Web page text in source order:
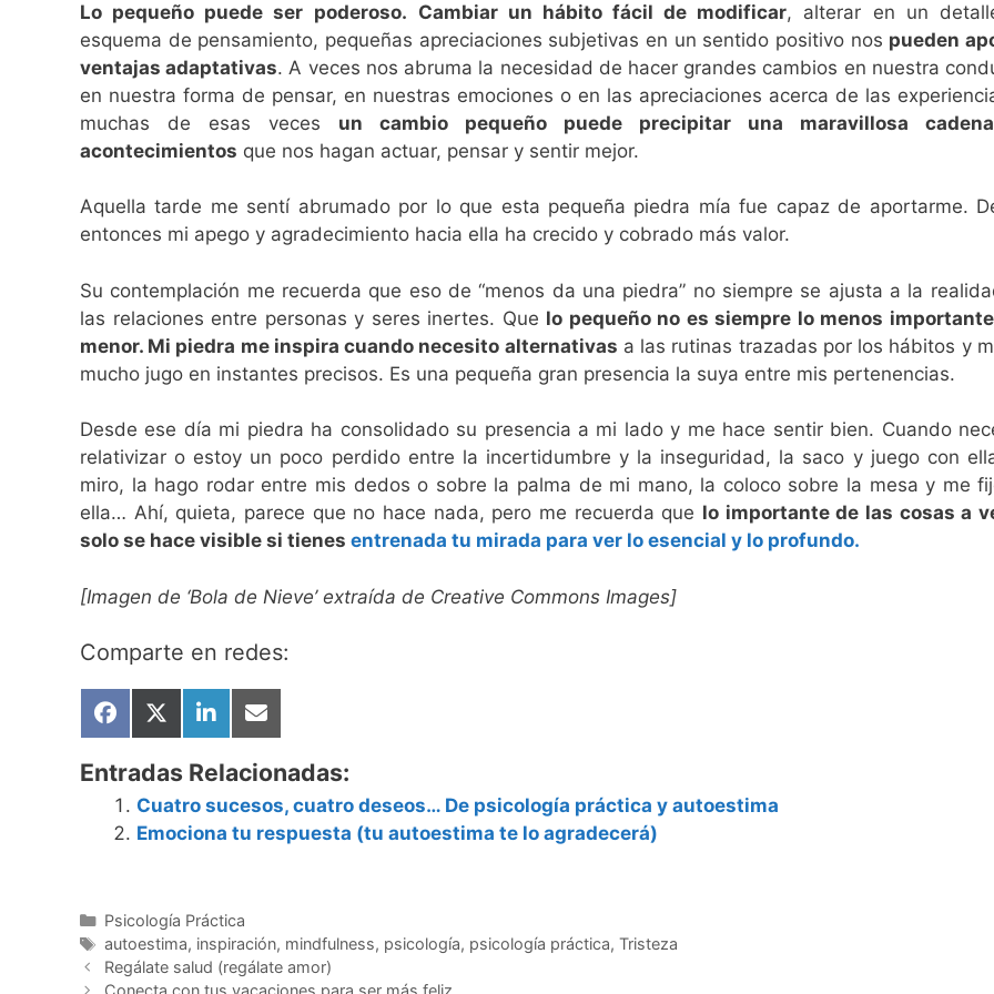
Lo pequeño puede ser poderoso. Cambiar un hábito fácil de modificar, alterar en un
esquema de pensamiento, pequeñas apreciaciones subjetivas en un sentido positivo nos pueden
ventajas adaptativas. A veces nos abruma la necesidad de hacer grandes cambios en nuestra
en nuestra forma de pensar, en nuestras emociones o en las apreciaciones acerca de las
muchas de esas veces un cambio pequeño puede precipitar una maravillosa
acontecimientos que nos hagan actuar, pensar y sentir mejor.
Aquella tarde me sentí abrumado por lo que esta pequeña piedra mía fue capaz de aportarme.
entonces mi apego y agradecimiento hacia ella ha crecido y cobrado más valor.
Su contemplación me recuerda que eso de “menos da una piedra” no siempre se ajusta a la
las relaciones entre personas y seres inertes. Que lo pequeño no es siempre lo menos
menor. Mi piedra me inspira cuando necesito alternativas a las rutinas trazadas por los hábitos y
mucho jugo en instantes precisos. Es una pequeña gran presencia la suya entre mis pertenencias.
Desde ese día mi piedra ha consolidado su presencia a mi lado y me hace sentir bien. Cuando
relativizar o estoy un poco perdido entre la incertidumbre y la inseguridad, la saco y juego con
miro, la hago rodar entre mis dedos o sobre la palma de mi mano, la coloco sobre la mesa y me
ella… Ahí, quieta, parece que no hace nada, pero me recuerda que lo importante de las cosas a
solo se hace visible si tienes entrenada tu mirada para ver lo esencial y lo profundo.
[Imagen de ‘Bola de Nieve’ extraída de Creative Commons Images]
Comparte en redes:
Compartir
en
Facebook
Compartir
en
(Twitter)
Compartir
en
LinkedIn
Compartir
en
Email
Entradas Relacionadas:
Cuatro sucesos, cuatro deseos… De psicología práctica y autoestima
Emociona tu respuesta (tu autoestima te lo agradecerá)
Categorías
Psicología Práctica
Etiquetas
autoestima, inspiración, mindfulness, psicología, psicología práctica, Tristeza
Regálate salud (regálate amor)
Conecta con tus vacaciones para ser más feliz